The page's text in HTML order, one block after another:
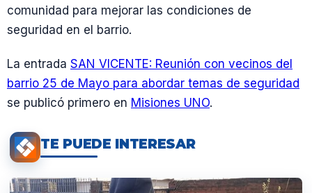
comunidad para mejorar las condiciones de
seguridad en el barrio.
La entrada SAN VICENTE: Reunión con vecinos del
barrio 25 de Mayo para abordar temas de seguridad
se publicó primero en Misiones UNO.
TE PUEDE INTERESAR